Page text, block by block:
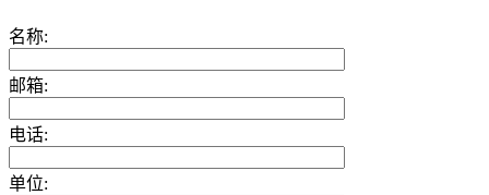
名称:
邮箱:
电话:
单位: